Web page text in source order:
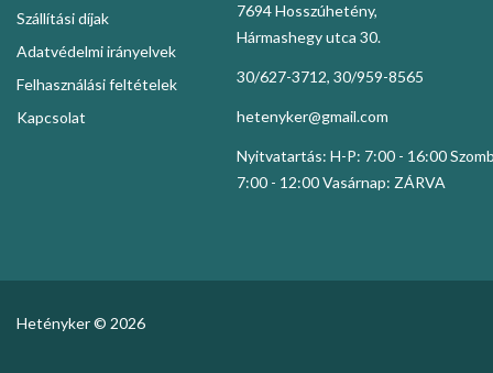
Szállítási díjak
Adatvédelmi irányelvek
Felhasználási feltételek
Kapcsolat
7694 Hosszúhetény,
Hármashegy utca 30.
30/627-3712, 30/959-8565
hetenyker@gmail.com
Nyitvatartás: H-P: 7:00 - 16:00
7:00 - 12:00 Vasárnap: ZÁRVA
Hetényker © 2026